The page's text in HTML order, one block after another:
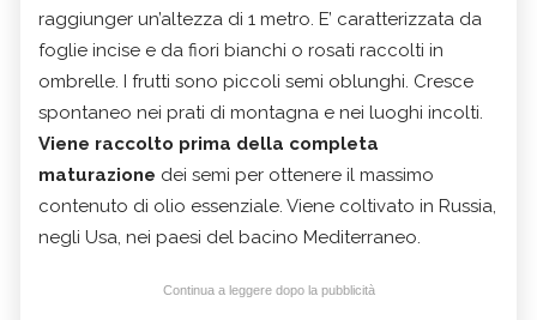
raggiunger un’altezza di 1 metro. E’ caratterizzata da
foglie incise e da fiori bianchi o rosati raccolti in
ombrelle. I frutti sono piccoli semi oblunghi. Cresce
spontaneo nei prati di montagna e nei luoghi incolti.
Viene raccolto prima della completa
maturazione dei semi per ottenere il massimo
contenuto di olio essenziale. Viene coltivato in Russia,
negli Usa, nei paesi del bacino Mediterraneo.
Continua a leggere dopo la pubblicità